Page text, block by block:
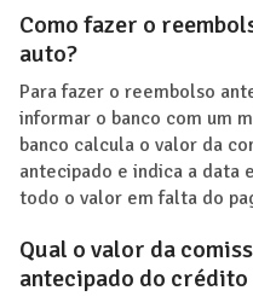
Como fazer o
auto?
Para fazer o reembolso
informar o banco com um
banco calcula o valor da
antecipado e indica a data
todo o valor em falta do
Qual o valor da
antecipado do